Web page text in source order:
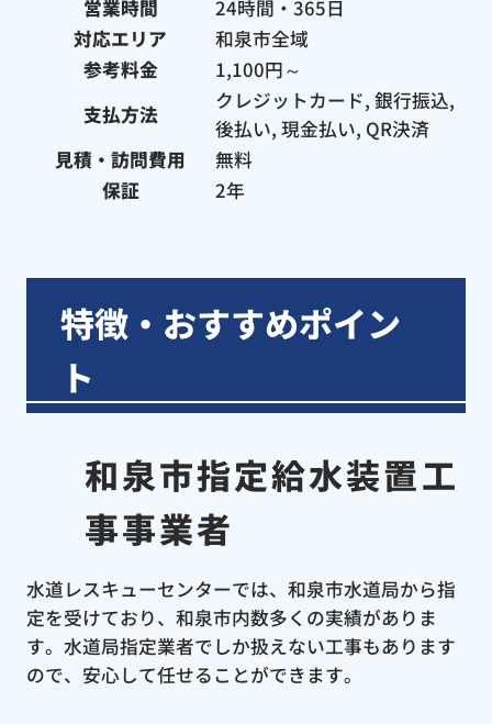
営業時間
24時間・365日
対応エリア
和泉市全域
参考料金
1,100円～
支払方法
クレジットカード, 銀行振込,
後払い, 現金払い, QR決済
見積・訪問費用
無料
保証
2年
特徴・おすすめポイン
ト
和泉市指定給水装置工
事事業者
水道レスキューセンターでは、和泉市水道局から指
定を受けており、和泉市内数多くの実績がありま
す。水道局指定業者でしか扱えない工事もあります
ので、安心して任せることができます。